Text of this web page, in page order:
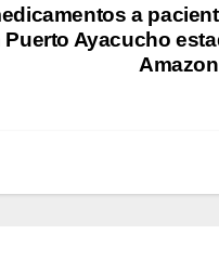
a
Ayacucho